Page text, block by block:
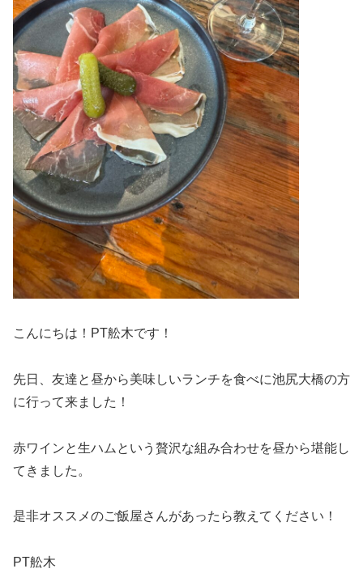
こんにちは！PT舩木です！
先日、友達と昼から美味しいランチを食べに池尻大橋の方
に行って来ました！
赤ワインと生ハムという贅沢な組み合わせを昼から堪能し
てきました。
是非オススメのご飯屋さんがあったら教えてください！
PT舩木